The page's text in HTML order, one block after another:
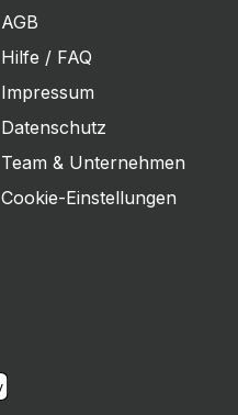
AGB
Hilfe / FAQ
Impressum
Datenschutz
Team & Unternehmen
Cookie-Einstellungen